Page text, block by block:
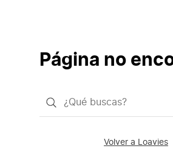
Página no
¿Qué
Volver a Loavies